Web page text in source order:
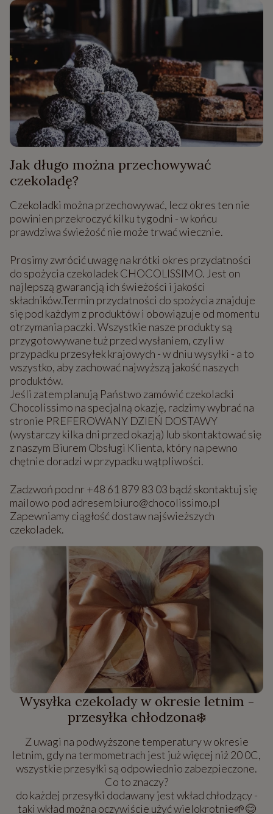
Jak długo można przechowywać
czekoladę?
Czekoladki można przechowywać, lecz okres ten nie
powinien przekroczyć kilku tygodni - w końcu
prawdziwa świeżość nie może trwać wiecznie.
Prosimy zwrócić uwagę na krótki okres przydatności
do spożycia czekoladek CHOCOLISSIMO. Jest on
najlepszą gwarancją ich świeżości i jakości
składników.Termin przydatności do spożycia znajduje
się pod każdym z produktów i obowiązuje od momentu
otrzymania paczki. Wszystkie nasze produkty są
przygotowywane tuż przed wysłaniem, czyli w
przypadku przesyłek krajowych - w dniu wysyłki - a to
wszystko, aby zachować najwyższą jakość naszych
produktów.
Jeśli zatem planują Państwo zamówić czekoladki
Chocolissimo na specjalną okazję, radzimy wybrać na
stronie PREFEROWANY DZIEŃ DOSTAWY
(wystarczy kilka dni przed okazją) lub skontaktować się
z naszym Biurem Obsługi Klienta, który na pewno
chętnie doradzi w przypadku wątpliwości.
Zadzwoń pod nr +48 61 879 83 03 bądź skontaktuj się
mailowo pod adresem biuro@chocolissimo.pl
Zapewniamy ciągłość dostaw najświeższych
czekoladek.
Wysyłka czekolady w okresie letnim -
przesyłka chłodzona❄️
Z uwagi na podwyższone temperatury w okresie
letnim, gdy na termometrach jest już więcej niż 20 0C,
wszystkie przesyłki są odpowiednio zabezpieczone.
Co to znaczy?
do każdej przesyłki dodawany jest wkład chłodzący -
taki wkład można oczywiście użyć wielokrotnie🌱😊